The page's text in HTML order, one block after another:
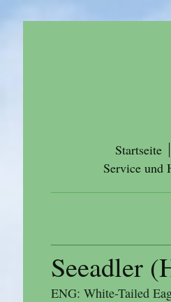
Startseite
Service und
Seeadler
ENG: White-Tailed